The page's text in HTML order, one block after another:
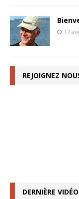
17
REJOIGNEZ
DERNIÈRE